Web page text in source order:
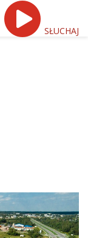
SŁUCHAJ